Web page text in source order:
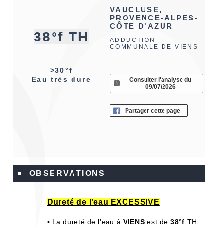
38°f TH
>30°f
Eau très dure
VAUCLUSE,
PROVENCE-ALPES-
CÔTE D'AZUR
ADDUCTION
COMMUNALE DE VIENS
Consulter l'analyse du
09/07/2026
Partager cette page
■ OBSERVATIONS
Dureté de l'eau EXCESSIVE
▪ La dureté de l'eau à VIENS est de38°f TH.